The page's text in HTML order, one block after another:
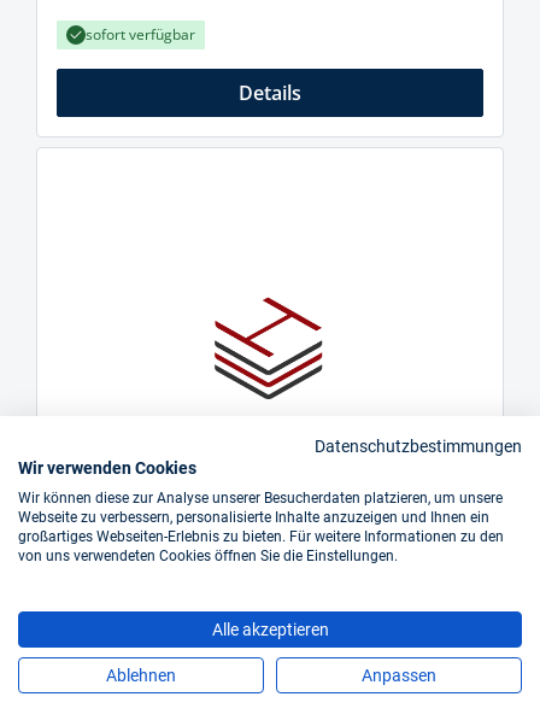
sofort verfügbar
Details
aptec Wechselgarnitur mit Rosetten BASIC 02
Art.-Nr.: EDP1805956547434
23,82 €*
Datenschutzbestimmungen
Wir verwenden Cookies
Wir können diese zur Analyse unserer Besucherdaten platzieren, um unsere
Webseite zu verbessern, personalisierte Inhalte anzuzeigen und Ihnen ein
großartiges Webseiten-Erlebnis zu bieten. Für weitere Informationen zu den
von uns verwendeten Cookies öffnen Sie die Einstellungen.
Alle akzeptieren
Ablehnen Anpassen